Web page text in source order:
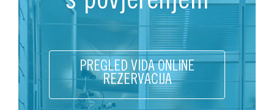
PREGLED VIDA ONLINE
REZERVACIJA